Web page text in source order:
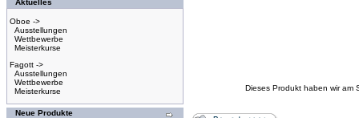
Aktuelles
Oboe ->
Ausstellungen
Wettbewerbe
Meisterkurse
Fagott ->
Ausstellungen
Wettbewerbe
Meisterkurse
Neue Produkte
Dieses Produkt haben wir am